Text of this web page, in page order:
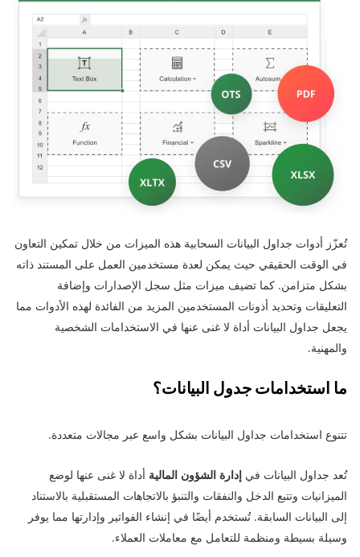
تُعزّز أدوات جداول البيانات السحابية هذه الميزات من خلال تمكين التعاون
في الوقت الحقيقي حيث يمكن لعدة مستخدمين العمل على المستند ذاته
بشكل متزامن. كما تضيف ميزات مثل سجل الإصدارات وإضافة
التعليقات وتحديد أذونات المستخدمين المزيد من الفائدة لهذه الأدوات مما
يجعل جداول البيانات أداة لا غنى عنها في الاستخدامات الشخصية
والمهنية.
ما استخدامات جدول البيانات؟
تتنوع استخدامات جداول البيانات بشكل واسع عبر مجالات متعددة.
تُعد جداول البيانات في إدارة الشؤون المالية أداة لا غنى عنها لوضع
الميزانيات وتتبع الدخل والنفقات والتنبؤ بالاتجاهات المستقبلية بالاستناد
إلى البيانات السابقة. تُستخدم أيضًا في إنشاء الفواتير وإدارتها مما يوفر
وسيلة بسيطة ومنظمة للتعامل مع معاملات العملاء.